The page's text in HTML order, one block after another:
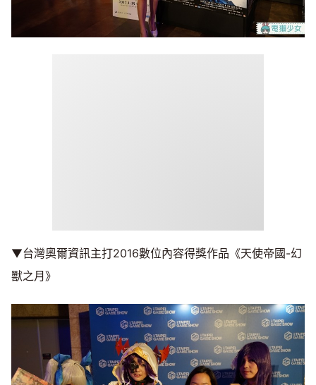
▼台灣奧爾資訊主打2016數位內容得獎作品《天使帝國-幻
獸之月》